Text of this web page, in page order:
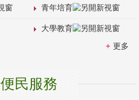
青年培育
大學教育
更多
便民服務